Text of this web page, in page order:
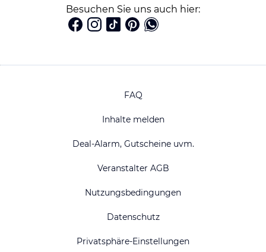
Besuchen Sie uns auch hier:
FAQ
Inhalte melden
Deal-Alarm, Gutscheine uvm.
Veranstalter AGB
Nutzungsbedingungen
Datenschutz
Privatsphäre-Einstellungen